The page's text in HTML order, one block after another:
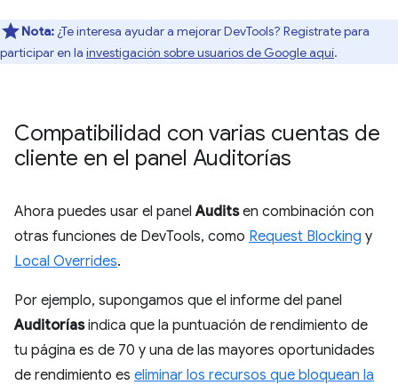
Nota: ¿Te interesa ayudar a mejorar DevTools? Regístrate para
participar en la investigación sobre usuarios de Google aquí.
Compatibilidad con varias cuentas de
cliente en el panel Auditorías
Ahora puedes usar el panelAuditsen combinación con
otras funciones de DevTools, como Request Blocking y
Local Overrides.
Por ejemplo, supongamos que el informe del panel
Auditoríasindica que la puntuación de rendimiento de
tu página es de 70 y una de las mayores oportunidades
de rendimiento es eliminar los recursos que bloquean la